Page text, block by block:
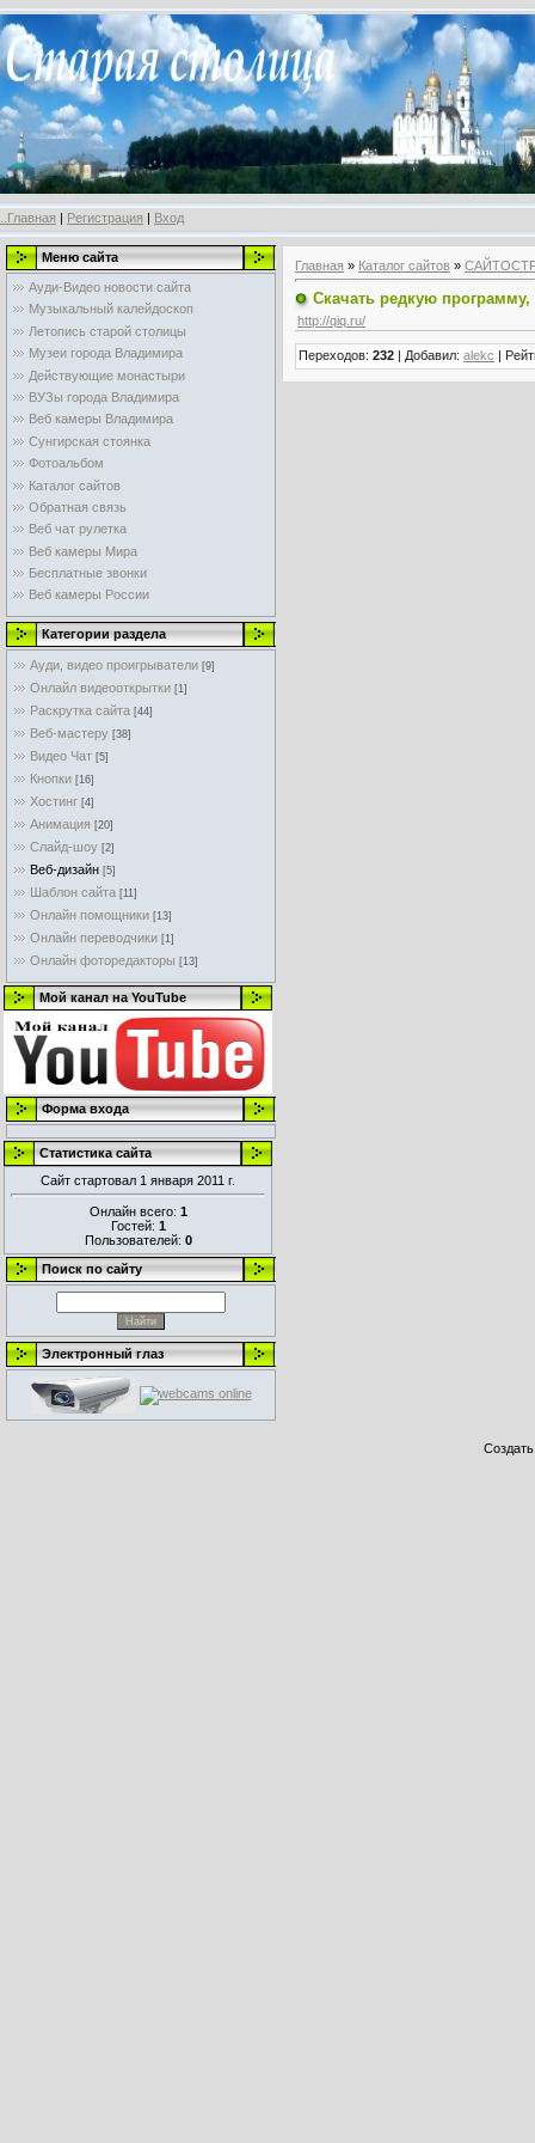
..Главная | Регистрация | Вход
Меню сайта
Ауди-Видео новости сайта
Музыкальный калейдоскоп
Летопись старой столицы
Музеи города Владимира
Действующие монастыри
ВУЗы города Владимира
Веб камеры Владимира
Сунгирская стоянка
Фотоальбом
Каталог сайтов
Обратная связь
Веб чат рулетка
Веб камеры Мира
Бесплатные звонки
Веб камеры России
Категории раздела
Ауди, видео проигрыватели [9]
Онлайл видеооткрытки [1]
Раскрутка сайта [44]
Веб-мастеру [38]
Видео Чат [5]
Кнопки [16]
Хостинг [4]
Анимация [20]
Слайд-шоу [2]
Веб-дизайн [5]
Шаблон сайта [11]
Онлайн помощники [13]
Онлайн переводчики [1]
Онлайн фоторедакторы [13]
Мой канал на YouTube
Форма входа
Статистика сайта
Сайт стартовал 1 января 2011 г.
Онлайн всего: 1
Гостей: 1
Пользователей: 0
Поиск по сайту
Электронный глаз
Главная » Каталог сайтов »
Скачать редкую
http://qiq.ru/
Переходов: 232 | Добавил: alekc |